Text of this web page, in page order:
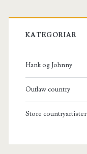
Primary
Sidebar
KATEGORIAR
Hank og Johnny
Outlaw country
Store countryartister